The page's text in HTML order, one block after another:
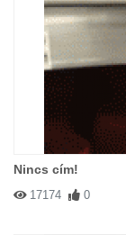
Nincs cím!
17174 0